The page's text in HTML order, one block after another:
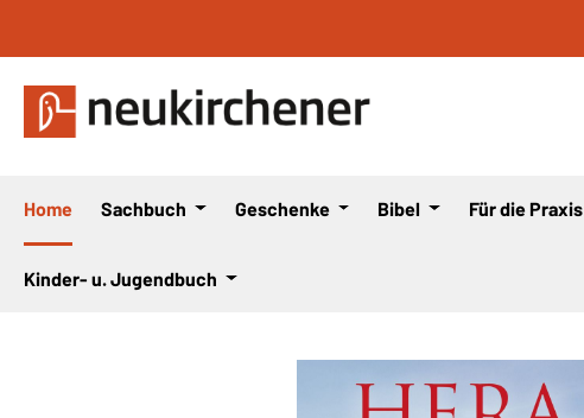
Home Sachbuch Geschenke Bibel Für die Praxis
Kinder- u. Jugendbuch